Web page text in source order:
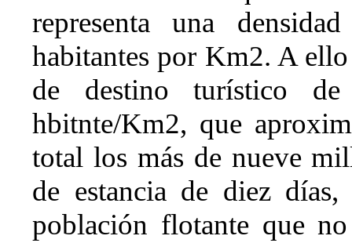
representa una
habitantes por Km2. A
de destino turístico
hbitnte/Km2, que
total los más de nueve
de estancia de diez
población flotante que